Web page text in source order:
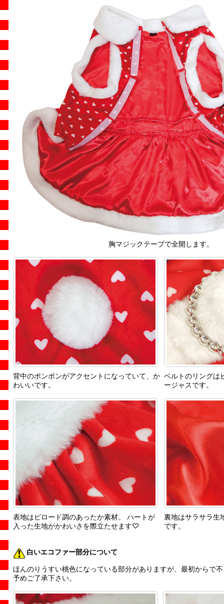
胸マジックテープで全開します。
背中のポンポンがアクセントになっていて、か
わいいです。
ベルトのリングは
ージャスです。
表地はビロード調のあったか素材。 ハートが
入った生地がかわいさを際立たせます♡
裏地はサラサラ生
です。
白いエコファー部分について
ほんのりうすい桃色になっている部分がありますが、最初からで
予めご了承下さい。